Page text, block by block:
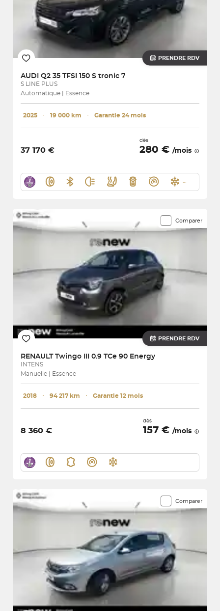
PRENDRE RDV
AUDI Q2 35 TFSI 150 S tronic 7
S LINE PLUS
Automatique | Essence
2025 ･ 19 000 km ･ Garantie 24 mois
37 170 €
dès
280 € /mois
Comparer
PRENDRE RDV
RENAULT Twingo III 0.9 TCe 90 Energy
INTENS
Manuelle | Essence
2018 ･ 94 217 km ･ Garantie 12 mois
8 360 €
dès
157 € /mois
Comparer